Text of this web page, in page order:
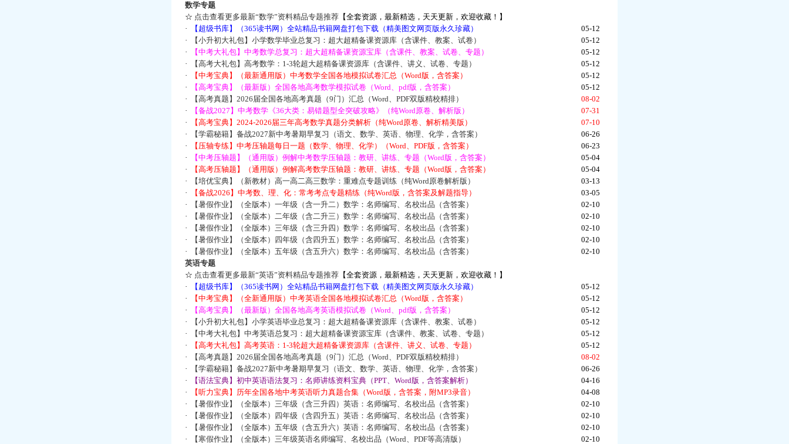
数学专题
☆ 点击查看更多最新“数学”资料精品专题推荐【全套资源，最新精选，天天更新，欢迎收藏！】
·
【超级书库】（365读书网）全站精品书籍网盘打包下载（精美图文网页版永久珍藏）
05-12
·
【小升初大礼包】小学数学毕业总复习：超大超精备课资源库（含课件、教案、试卷）
05-12
·
【中考大礼包】中考数学总复习：超大超精备课资源宝库（含课件、教案、试卷、专题）
05-12
·
【高考大礼包】高考数学：1-3轮超大超精备课资源库（含课件、讲义、试卷、专题）
05-12
·
【中考宝典】（最新通用版）中考数学全国各地模拟试卷汇总（Word版，含答案）
05-12
·
【高考宝典】（最新版）全国各地高考数学模拟试卷（Word、pdf版，含答案）
05-12
·
【高考真题】2026届全国各地高考真题（9门）汇总（Word、PDF双版精校精排）
08-02
·
【备战2027】中考数学《36大类：易错题型全突破攻略》（纯Word原卷、解析版）
07-31
·
【高考宝典】2024-2026届三年高考数学真题分类解析（纯Word原卷、解析精美版）
07-10
·
【学霸秘籍】备战2027新中考暑期早复习（语文、数学、英语、物理、化学，含答案）
06-26
·
【压轴专练】中考压轴题每日一题（数学、物理、化学）（Word、PDF版，含答案）
06-23
·
【中考压轴题】（通用版）例解中考数学压轴题：教研、讲练、专题（Word版，含答案）
05-04
·
【高考压轴题】（通用版）例解高考数学压轴题：教研、讲练、专题（Word版，含答案）
05-04
·
【培优宝典】（新教材）高一高二高三数学：重难点专题训练（纯Word原卷解析版）
03-13
·
【备战2026】中考数、理、化：常考考点专题精练（纯Word版，含答案及解题指导）
03-05
·
【暑假作业】（全版本）一年级（含一升二）数学：名师编写、名校出品（含答案）
02-10
·
【暑假作业】（全版本）二年级（含二升三）数学：名师编写、名校出品（含答案）
02-10
·
【暑假作业】（全版本）三年级（含三升四）数学：名师编写、名校出品（含答案）
02-10
·
【暑假作业】（全版本）四年级（含四升五）数学：名师编写、名校出品（含答案）
02-10
·
【暑假作业】（全版本）五年级（含五升六）数学：名师编写、名校出品（含答案）
02-10
英语专题
☆ 点击查看更多最新“英语”资料精品专题推荐【全套资源，最新精选，天天更新，欢迎收藏！】
·
【超级书库】（365读书网）全站精品书籍网盘打包下载（精美图文网页版永久珍藏）
05-12
·
【中考宝典】（全新通用版）中考英语全国各地模拟试卷汇总（Word版，含答案）
05-12
·
【高考宝典】（最新版）全国各地高考英语模拟试卷（Word、pdf版，含答案）
05-12
·
【小升初大礼包】小学英语毕业总复习：超大超精备课资源库（含课件、教案、试卷）
05-12
·
【中考大礼包】中考英语总复习：超大超精备课资源宝库（含课件、教案、试卷、专题）
05-12
·
【高考大礼包】高考英语：1-3轮超大超精备课资源库（含课件、讲义、试卷、专题）
05-12
·
【高考真题】2026届全国各地高考真题（9门）汇总（Word、PDF双版精校精排）
08-02
·
【学霸秘籍】备战2027新中考暑期早复习（语文、数学、英语、物理、化学，含答案）
06-26
·
【语法宝典】初中英语语法复习：名师讲练资料宝典（PPT、Word版，含答案解析）
04-16
·
【听力宝典】历年全国各地中考英语听力真题合集（Word版，含答案，附MP3录音）
04-08
·
【暑假作业】（全版本）三年级（含三升四）英语：名师编写、名校出品（含答案）
02-10
·
【暑假作业】（全版本）四年级（含四升五）英语：名师编写、名校出品（含答案）
02-10
·
【暑假作业】（全版本）五年级（含五升六）英语：名师编写、名校出品（含答案）
02-10
·
【寒假作业】（全版本）三年级英语名师编写、名校出品（Word、PDF等高清版）
02-10